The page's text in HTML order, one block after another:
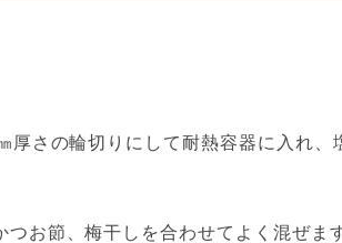
さの輪切りにして耐熱容器に入れ、
お節、梅干しを合わせてよく混ぜま